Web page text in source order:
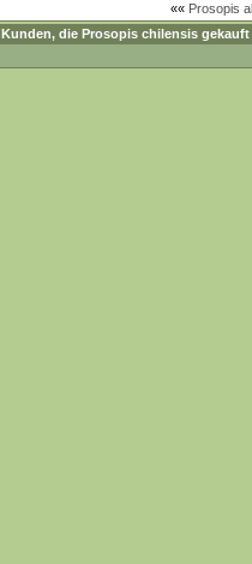
«« Prosopis
Kunden, die Prosopis chilensis gekauft